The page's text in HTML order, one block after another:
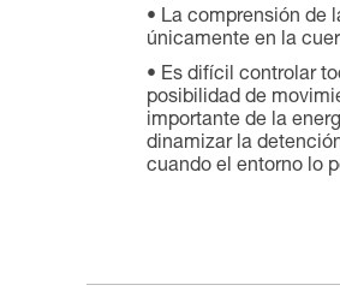
La comprensión de
únicamente en la
Es difícil controlar
posibilidad de
importante de la
dinamizar la
cuando el entorno lo